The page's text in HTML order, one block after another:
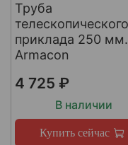
Труба
телескопического
приклада 250 мм.
Armacon
4 725 ₽
В наличии
Купить сейчас